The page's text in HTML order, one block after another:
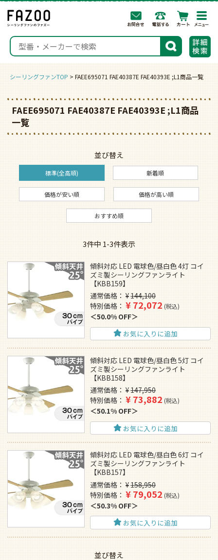
検索
シーリングファンTOP FAEE695071 FAE40387E FAE40393E ;L1商品一覧
FAEE695071 FAE40387E FAE40393E ;L1商品
一覧
並び替え
標準(全高順) 新着順
価格が安い順 価格が高い順
おすすめ順
3件中 1-3件表示
傾斜対応 LED 電球色/昼白色 4灯 コイ
ズミ製シーリングファンライト
【KBB159】
通常価格
¥144,100
特別価格
¥72,072 税込
50.0% OFF
お気に入りに追加
傾斜対応 LED 電球色/昼白色 5灯 コイ
ズミ製シーリングファンライト
【KBB158】
通常価格
¥147,950
特別価格
¥73,882 税込
50.1% OFF
お気に入りに追加
傾斜対応 LED 電球色/昼白色 6灯 コイ
ズミ製シーリングファンライト
【KBB157】
通常価格
¥158,950
特別価格
¥79,052 税込
50.3% OFF
お気に入りに追加
並び替え